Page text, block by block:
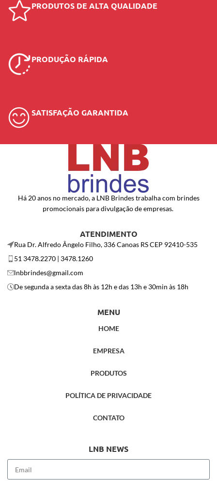
PRODUTOS DE ALTA QUALIDADE
PRODUÇÃO RÁPIDA
SATISFAÇÃO GARANTIDA
Há 20 anos no mercado, a LNB Brindes trabalha com brindes
promocionais para divulgação de empresas.
ATENDIMENTO
Rua Dr. Alfredo Ângelo Filho, 336 Canoas RS CEP 92410-535
51 3478.2270 | 3478.1260
lnbbrindes@gmail.com
De segunda a sexta das 8h às 12h e das 13h e 30min às 18h
MENU
HOME
EMPRESA
PRODUTOS
POLÍTICA DE PRIVACIDADE
CONTATO
LNB NEWS